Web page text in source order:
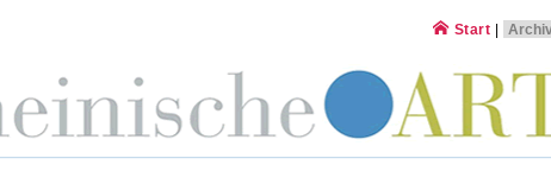
Start